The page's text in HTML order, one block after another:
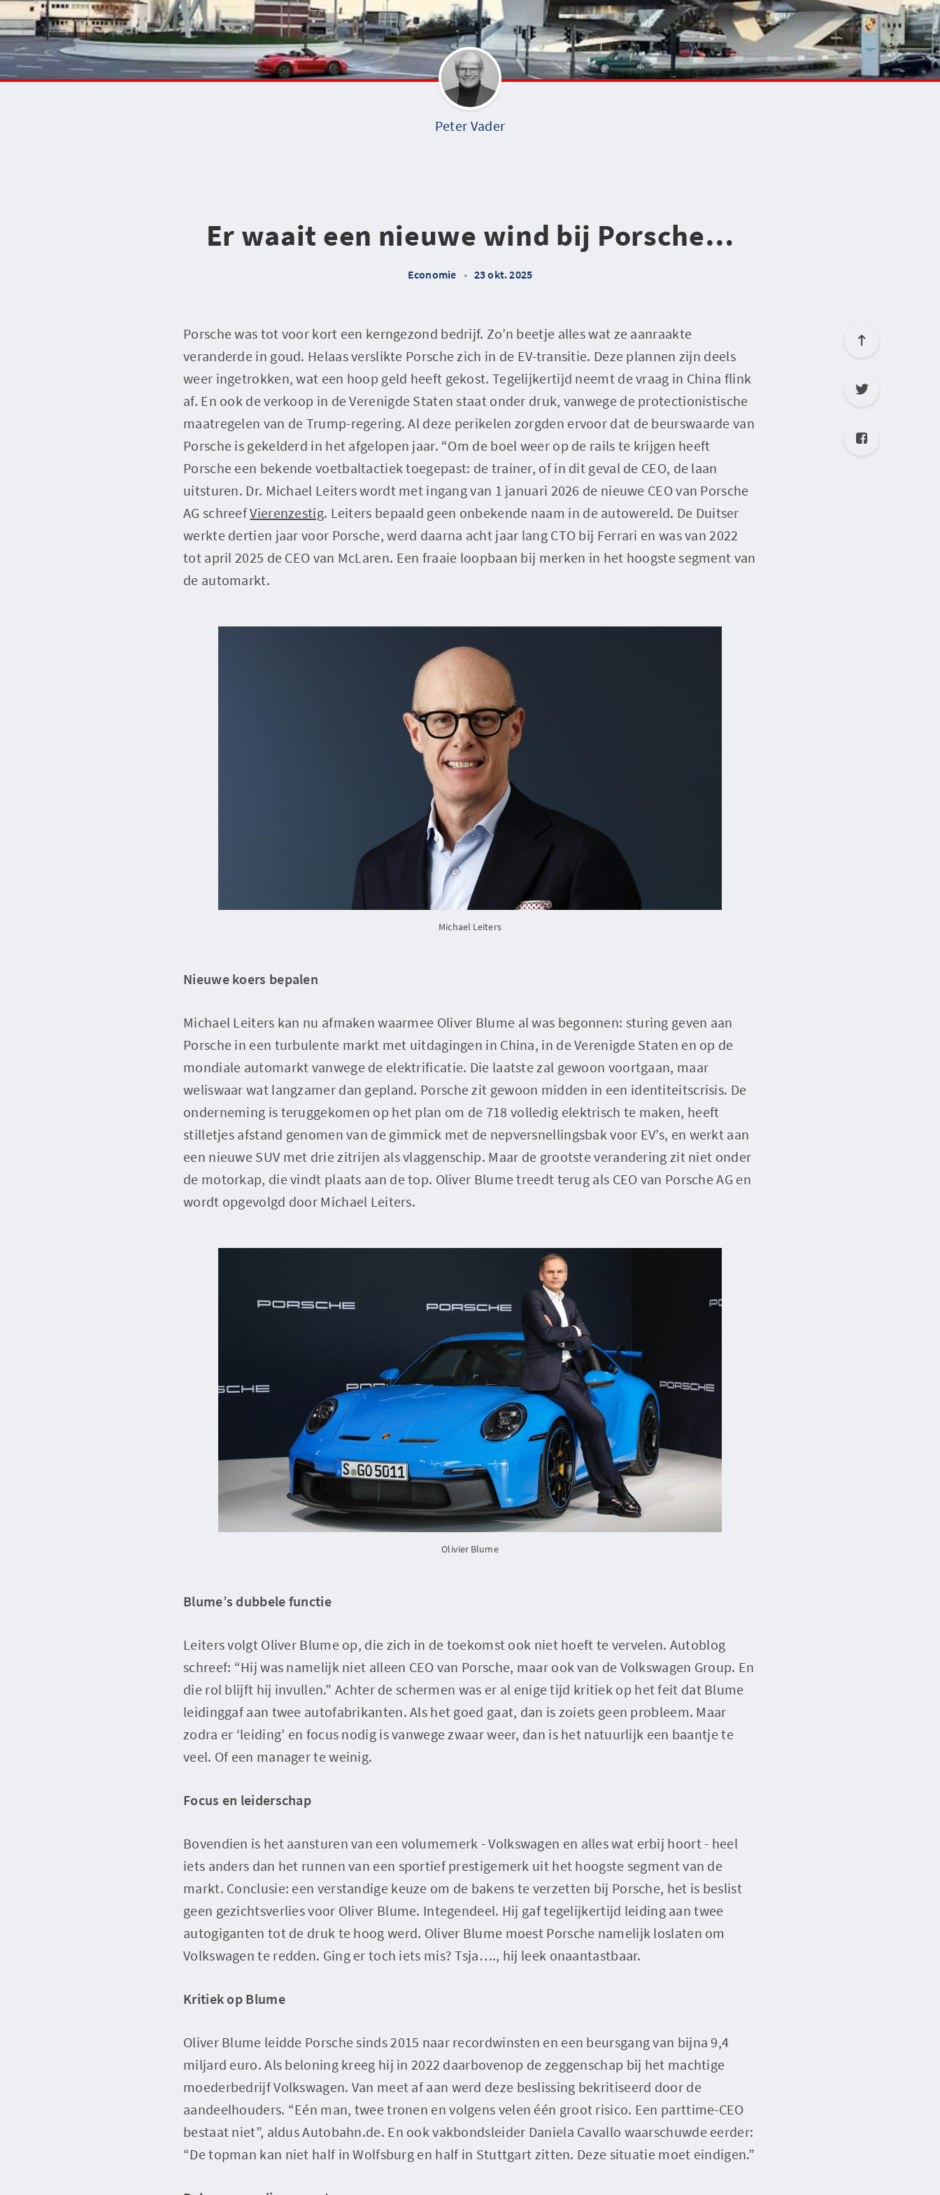
Peter Vader
Er waait een nieuwe wind bij Porsche…
Economie • 23 okt. 2025
Porsche was tot voor kort een kerngezond bedrijf. Zo’n beetje alles wat ze aanraakte
veranderde in goud. Helaas verslikte Porsche zich in de EV-transitie. Deze plannen zijn deels
weer ingetrokken, wat een hoop geld heeft gekost. Tegelijkertijd neemt de vraag in China flink
af. En ook de verkoop in de Verenigde Staten staat onder druk, vanwege de protectionistische
maatregelen van de Trump-regering. Al deze perikelen zorgden ervoor dat de beurswaarde van
Porsche is gekelderd in het afgelopen jaar. “Om de boel weer op de rails te krijgen heeft
Porsche een bekende voetbaltactiek toegepast: de trainer, of in dit geval de CEO, de laan
uitsturen. Dr. Michael Leiters wordt met ingang van 1 januari 2026 de nieuwe CEO van Porsche
AG schreefVierenzestig. Leiters bepaald geen onbekende naam in de autowereld. De Duitser
werkte dertien jaar voor Porsche, werd daarna acht jaar lang CTO bij Ferrari en was van 2022
tot april 2025 de CEO van McLaren. Een fraaie loopbaan bij merken in het hoogste segment van
de automarkt.
Michael Leiters
Nieuwe koers bepalen
Michael Leiters kan nu afmaken waarmee Oliver Blume al was begonnen: sturing geven aan
Porsche in een turbulente markt met uitdagingen in China, in de Verenigde Staten en op de
mondiale automarkt vanwege de elektrificatie. Die laatste zal gewoon voortgaan, maar
weliswaar wat langzamer dan gepland. Porsche zit gewoon midden in een identiteitscrisis. De
onderneming is teruggekomen op het plan om de 718 volledig elektrisch te maken, heeft
stilletjes afstand genomen van de gimmick met de nepversnellingsbak voor EV’s, en werkt aan
een nieuwe SUV met drie zitrijen als vlaggenschip. Maar de grootste verandering zit niet onder
de motorkap, die vindt plaats aan de top. Oliver Blume treedt terug als CEO van Porsche AG en
wordt opgevolgd door Michael Leiters.
Olivier Blume
Blume’s dubbele functie
Leiters volgt Oliver Blume op, die zich in de toekomst ook niet hoeft te vervelen. Autoblog
schreef: “Hij was namelijk niet alleen CEO van Porsche, maar ook van de Volkswagen Group. En
die rol blijft hij invullen.” Achter de schermen was er al enige tijd kritiek op het feit dat Blume
leidinggaf aan twee autofabrikanten. Als het goed gaat, dan is zoiets geen probleem. Maar
zodra er ‘leiding’ en focus nodig is vanwege zwaar weer, dan is het natuurlijk een baantje te
veel. Of een manager te weinig.
Focus en leiderschap
Bovendien is het aansturen van een volumemerk - Volkswagen en alles wat erbij hoort - heel
iets anders dan het runnen van een sportief prestigemerk uit het hoogste segment van de
markt. Conclusie: een verstandige keuze om de bakens te verzetten bij Porsche, het is beslist
geen gezichtsverlies voor Oliver Blume. Integendeel. Hij gaf tegelijkertijd leiding aan twee
autogiganten tot de druk te hoog werd. Oliver Blume moest Porsche namelijk loslaten om
Volkswagen te redden. Ging er toch iets mis? Tsja…., hij leek onaantastbaar.
Kritiek op Blume
Oliver Blume leidde Porsche sinds 2015 naar recordwinsten en een beursgang van bijna 9,4
miljard euro. Als beloning kreeg hij in 2022 daarbovenop de zeggenschap bij het machtige
moederbedrijf Volkswagen. Van meet af aan werd deze beslissing bekritiseerd door de
aandeelhouders. “Eén man, twee tronen en volgens velen één groot risico. Een parttime-CEO
bestaat niet”, aldus Autobahn.de. En ook vakbondsleider Daniela Cavallo waarschuwde eerder:
“De topman kan niet half in Wolfsburg en half in Stuttgart zitten. Deze situatie moet eindigen.”